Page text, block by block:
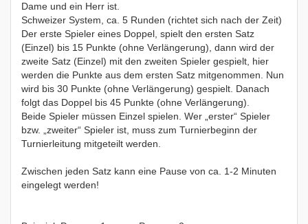
Dame und ein Herr ist.
Schweizer System, ca. 5 Runden (richtet sich nach der Zeit)
Der erste Spieler eines Doppel, spielt den ersten Satz
(Einzel) bis 15 Punkte (ohne Verlängerung), dann wird der
zweite Satz (Einzel) mit den zweiten Spieler gespielt, hier
werden die Punkte aus dem ersten Satz mitgenommen. Nun
wird bis 30 Punkte (ohne Verlängerung) gespielt. Danach
folgt das Doppel bis 45 Punkte (ohne Verlängerung).
Beide Spieler müssen Einzel spielen. Wer „erster“ Spieler
bzw. „zweiter“ Spieler ist, muss zum Turnierbeginn der
Turnierleitung mitgeteilt werden.
Zwischen jeden Satz kann eine Pause von ca. 1-2 Minuten
eingelegt werden!